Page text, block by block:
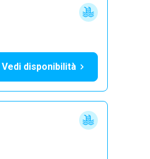
Vedi disponibilità